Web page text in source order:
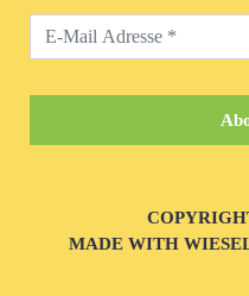
MADE WITH